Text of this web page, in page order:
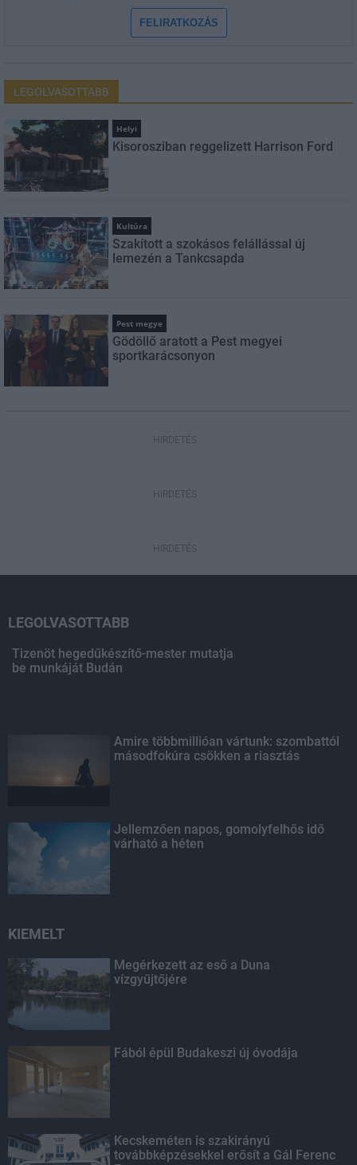
FELIRATKOZÁS
LEGOLVASOTTABB
Helyi
Kisorosziban reggelizett Harrison Ford
Kultúra
Szakított a szokásos felállással új
lemezén a Tankcsapda
Pest megye
Gödöllő aratott a Pest megyei
sportkarácsonyon
HIRDETÉS
HIRDETÉS
HIRDETÉS
LEGOLVASOTTABB
Tizenöt hegedűkészítő-mester mutatja
be munkáját Budán
Amire többmillióan vártunk: szombattól
másodfokúra csökken a riasztás
Jellemzően napos, gomolyfelhős idő
várható a héten
KIEMELT
Megérkezett az eső a Duna
vízgyűjtőjére
Fából épül Budakeszi új óvodája
Kecskeméten is szakirányú
továbbképzésekkel erősít a Gál Ferenc